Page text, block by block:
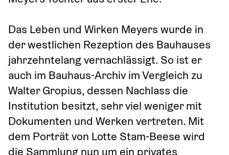
Das Leben und Wirken Meyers wurde in
der westlichen Rezeption des Bauhauses
jahrzehntelang vernachlässigt. So ist er
auch im Bauhaus-Archiv im Vergleich zu
Walter Gropius, dessen Nachlass die
Institution besitzt, sehr viel weniger mit
Dokumenten und Werken vertreten. Mit
dem Porträt von Lotte Stam-Beese wird
die Sammlung nun um ein privates